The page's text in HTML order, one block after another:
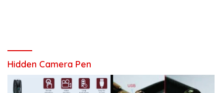
Hidden Camera Pen